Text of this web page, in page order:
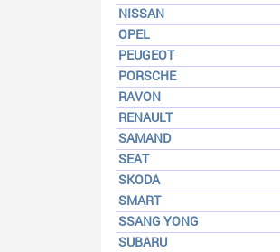
NISSAN
OPEL
PEUGEOT
PORSCHE
RAVON
RENAULT
SAMAND
SEAT
SKODA
SMART
SSANG YONG
SUBARU